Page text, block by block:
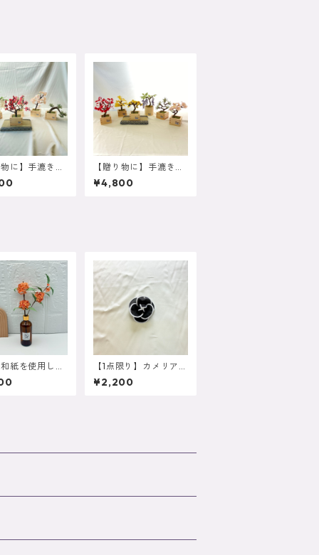
物に】手漉き和
き升を使用し
栽 大
【贈り物に】手漉き和
紙とひのき升を使用し
た蝋梅盆栽
¥4,800
紙を使用した
ディフューザ
【1点限り】カメリア
コサージュ※オーガン
ジー生地使用
¥2,200